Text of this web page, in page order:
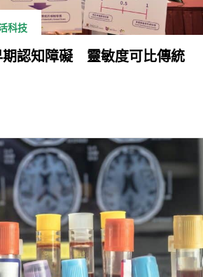
科技
期認知障礙 靈敏度可比傳統